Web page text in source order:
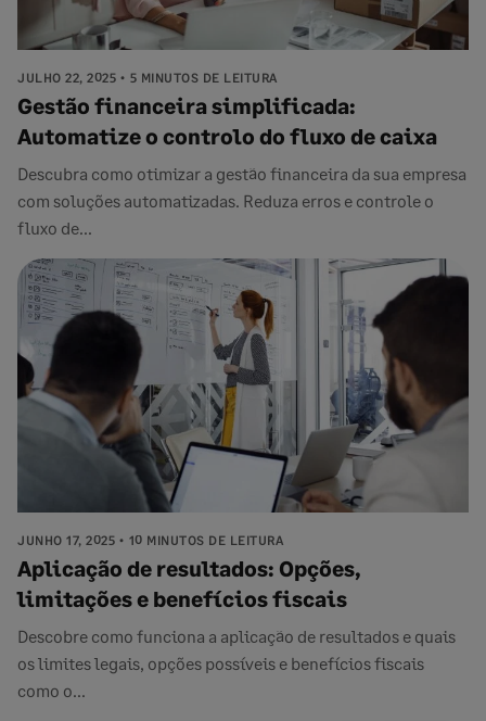
JULHO 22, 2025 5 MINUTOS DE LEITURA
Gestão financeira simplificada:
Automatize o controlo do fluxo de caixa
Descubra como otimizar a gestão financeira da sua empresa
com soluções automatizadas. Reduza erros e controle o
fluxo de...
JUNHO 17, 2025 10 MINUTOS DE LEITURA
Aplicação de resultados: Opções,
limitações e benefícios fiscais
Descobre como funciona a aplicação de resultados e quais
os limites legais, opções possíveis e benefícios fiscais
como o...